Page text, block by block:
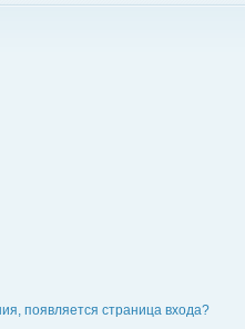
появляется страница входа?